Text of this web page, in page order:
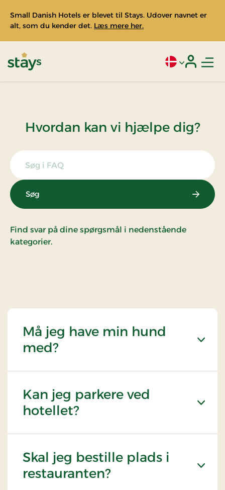
Small Danish Hotels er blevet til Stays. Udover navnet er
alt, som du kender det. Læs mere her.
Aktivt sprog:
Hvordan kan vi hjælpe dig?
Søg i FAQ
Søg
Find svar på dine spørgsmål i nedenstående
kategorier.
Må jeg have min hund
med?
Kan jeg parkere ved
hotellet?
Skal jeg bestille plads i
restauranten?